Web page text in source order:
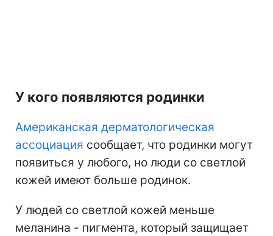
У кого появляются родинки
Американская дерматологическая
ассоциация сообщает, что родинки могут
появиться у любого, но люди со светлой
кожей имеют больше родинок.
У людей со светлой кожей меньше
меланина - пигмента, который защищает